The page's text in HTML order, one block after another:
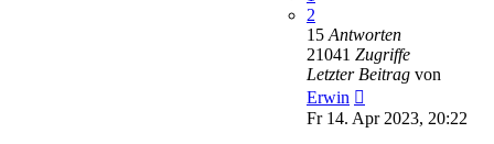
2
15 Antworten
21041 Zugriffe
Letzter Beitrag von
Erwin
Fr 14. Apr 2023, 20:22